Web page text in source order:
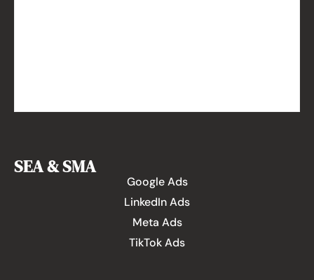
SEA & SMA
Google Ads
LinkedIn Ads
Meta Ads
TikTok Ads